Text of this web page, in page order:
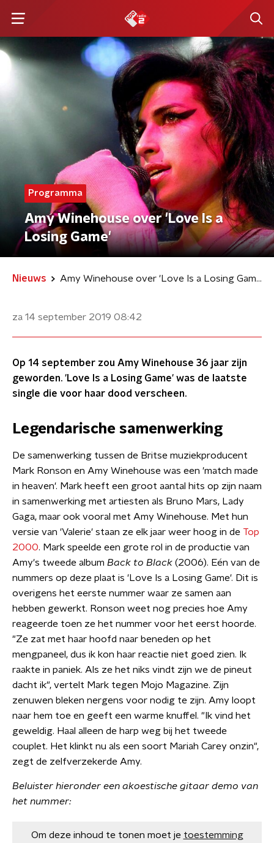
Programma
Amy Winehouse over 'Love Is a
Losing Game'
Nieuws Amy Winehouse over 'Love Is a Losing Game'
za 14 september 2019 08:42
Op 14 september zou Amy Winehouse 36 jaar zijn
geworden. 'Love Is a Losing Game' was de laatste
single die voor haar dood verscheen.
Legendarische samenwerking
De samenwerking tussen de Britse muziekproducent
Mark Ronson en Amy Winehouse was een 'match made
in heaven'. Mark heeft een groot aantal hits op zijn naam
in samenwerking met artiesten als Bruno Mars, Lady
Gaga, maar ook vooral met Amy Winehouse. Met hun
versie van 'Valerie' staan ze elk jaar weer hoog in de Top
2000. Mark speelde een grote rol in de productie van
Amy's tweede album Back to Black (2006). Eén van de
nummers op deze plaat is 'Love Is a Losing Game'. Dit is
overigens het eerste nummer waar ze samen aan
hebben gewerkt. Ronson weet nog precies hoe Amy
reageerde toen ze het nummer voor het eerst hoorde.
"Ze zat met haar hoofd naar beneden op het
mengpaneel, dus ik kon haar reactie niet goed zien. Ik
raakte in paniek. Als ze het niks vindt zijn we de pineut
dacht ik", vertelt Mark tegen Mojo Magazine. Zijn
zenuwen bleken nergens voor nodig te zijn. Amy loopt
naar hem toe en geeft een warme knuffel. "Ik vind het
geweldig. Haal alleen de harp weg bij het tweede
couplet. Het klinkt nu als een soort Mariah Carey onzin",
zegt de zelfverzekerde Amy.
Beluister hieronder een akoestische gitaar demo van
het nummer:
Om deze inhoud te tonen moet je toestemming